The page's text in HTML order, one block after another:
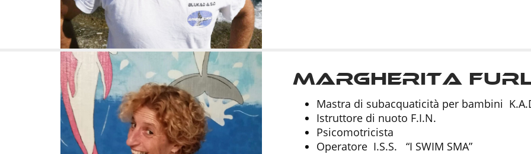
Margherita
Mastra di subacquaticità per bambini
Istruttore di nuoto F.I.N.
Psicomotricista
Operatore I.S.S. “I SWIM SMA”